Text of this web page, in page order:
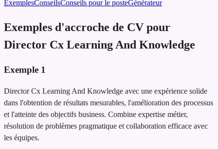
ExemplesConseilsConseils pour le posteGénérateur
Exemples d'accroche de CV pour
Director Cx Learning And Knowledge
Exemple 1
Director Cx Learning And Knowledge avec une expérience solide
dans l'obtention de résultats mesurables, l'amélioration des processus
et l'atteinte des objectifs business. Combine expertise métier,
résolution de problèmes pragmatique et collaboration efficace avec
les équipes.